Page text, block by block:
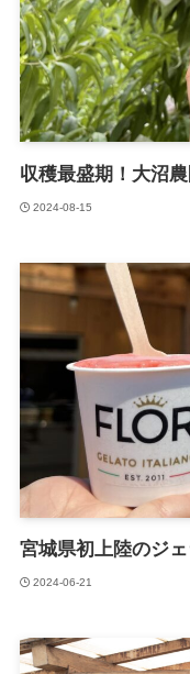
収穫最盛期！大沼
2024-08-15
宮城県初上陸のジ
2024-06-21